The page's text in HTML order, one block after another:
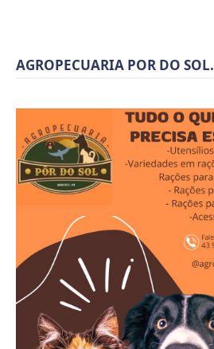
AGROPECUARIA POR DO SOL.